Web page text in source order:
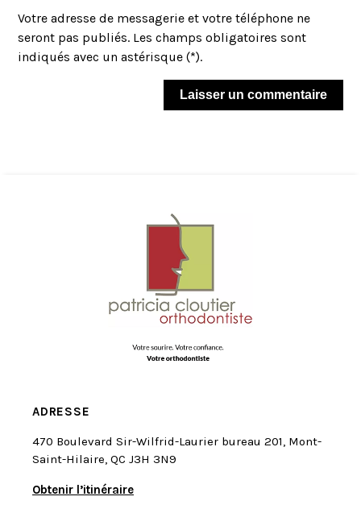
Votre adresse de messagerie et votre téléphone ne
seront pas publiés. Les champs obligatoires sont
indiqués avec un astérisque (*).
ADRESSE
470 Boulevard Sir-Wilfrid-Laurier bureau 201, Mont-
Saint-Hilaire, QC J3H 3N9
Obtenir l’itinéraire